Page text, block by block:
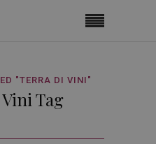
"TERRA DI VINI"
Tag